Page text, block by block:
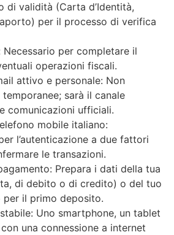
di validità (Carta d’Identità,
per il processo di verifica
Necessario per completare il
operazioni fiscali.
attivo e personale: Non
sarà il canale
comunicazioni ufficiali.
mobile italiano:
l’autenticazione a due fattori
le transazioni.
Prepara i dati della tua
di debito o di credito) o del tuo
il primo deposito.
Uno smartphone, un tablet
una connessione a internet